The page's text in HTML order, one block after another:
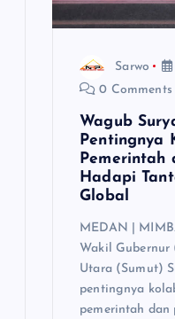
Sarwo
0 Comments
Wagub
Pentingnya
Pemerintah
Hadapi
Global
MEDAN |
Wakil Gubernur
Utara (Sumut)
pentingnya
pemerintah dan